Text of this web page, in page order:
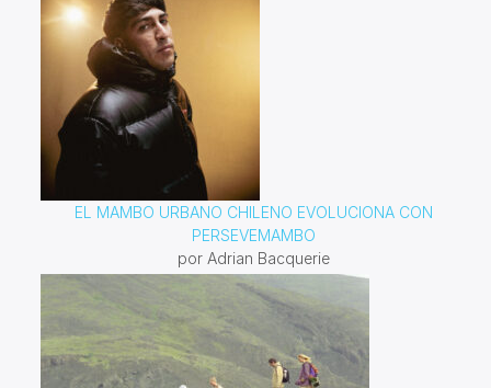
EL MAMBO URBANO CHILENO EVOLUCIONA CON
PERSEVEMAMBO
por Adrian Bacquerie